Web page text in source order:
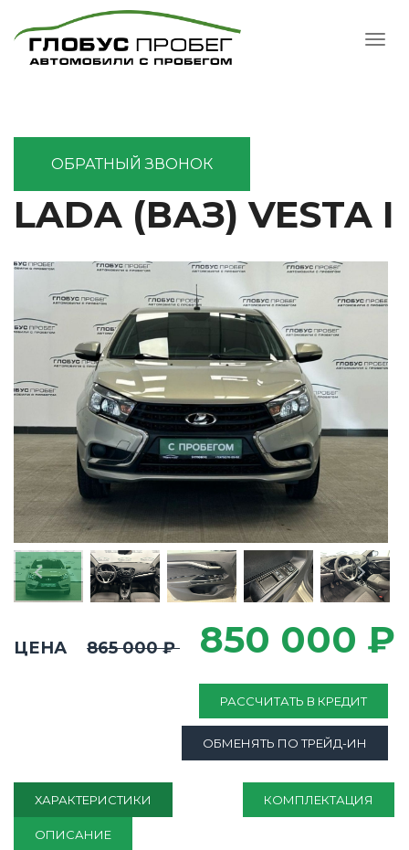
ОБРАТНЫЙ ЗВОНОК
LADA (ВАЗ) VESTA I
ХАРАКТЕРИСТИКИ КОМПЛЕКТАЦИЯ
ОПИСАНИЕ
ЦЕНА 865 000 ₽ 850 000 ₽
РАССЧИТАТЬ В КРЕДИТ
ОБМЕНЯТЬ ПО ТРЕЙД-ИН